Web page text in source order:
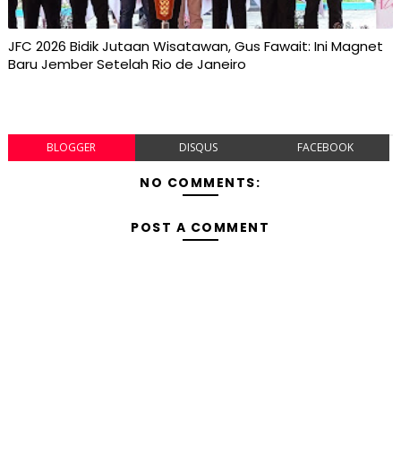
JFC 2026 Bidik Jutaan Wisatawan, Gus Fawait: Ini Magnet
Baru Jember Setelah Rio de Janeiro
BLOGGER DISQUS FACEBOOK
NO COMMENTS:
POST A COMMENT